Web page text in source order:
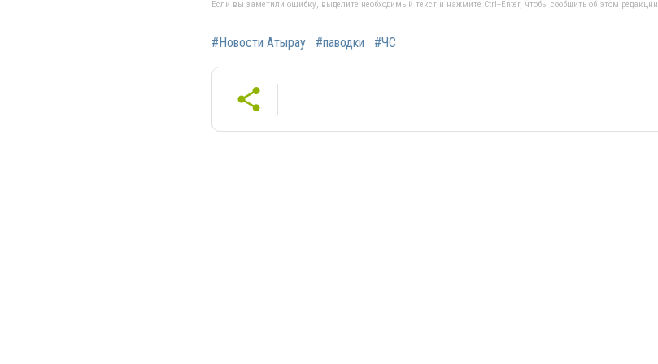
Если вы заметили ошибку, выделите необходимый текст и нажмите Ctrl+Enter, чтобы сообщить об этом редакции
#Новости Атырау #паводки #ЧС